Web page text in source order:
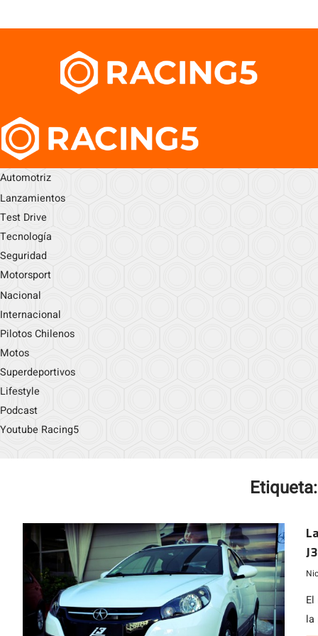
Automotriz
Lanzamientos
Test Drive
Tecnología
Seguridad
Motorsport
Nacional
Internacional
Pilotos Chilenos
Motos
Superdeportivos
Lifestyle
Podcast
Youtube Racing5
la